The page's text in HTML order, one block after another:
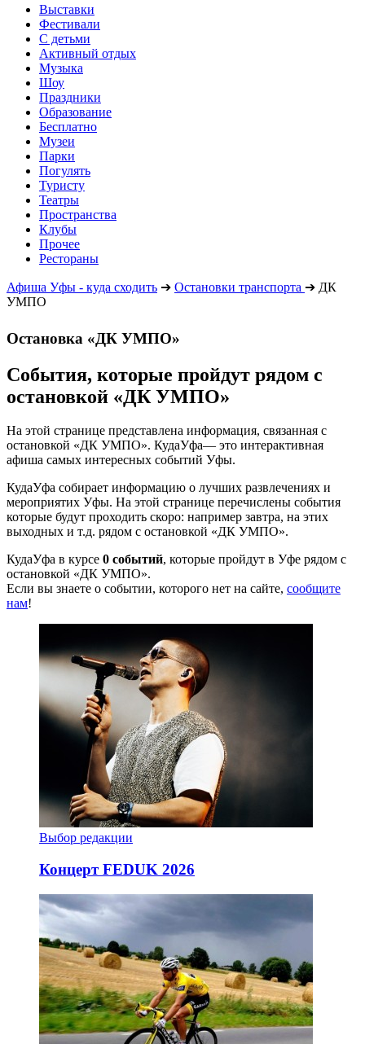
Выставки
Фестивали
С детьми
Активный отдых
Музыка
Шоу
Праздники
Образование
Бесплатно
Музеи
Парки
Погулять
Туристу
Театры
Пространства
Клубы
Прочее
Рестораны
Афиша Уфы - куда сходить ➔ Остановки транспорта ➔ ДК
УМПО
Остановка «ДК УМПО»
События, которые пройдут рядом с
остановкой «ДК УМПО»
На этой странице представлена информация, связанная с
остановкой «ДК УМПО». КудаУфа— это интерактивная
афиша самых интересных событий Уфы.
КудаУфа собирает информацию о лучших развлечениях и
мероприятих Уфы. На этой странице перечислены события
которые будут проходить скоро: например завтра, на этих
выходных и т.д. рядом с остановкой «ДК УМПО».
КудаУфа в курсе 0 событий, которые пройдут в Уфе рядом с
остановкой «ДК УМПО».
Если вы знаете о событии, которого нет на сайте, сообщите
нам!
Выбор редакции
Концерт FEDUK 2026